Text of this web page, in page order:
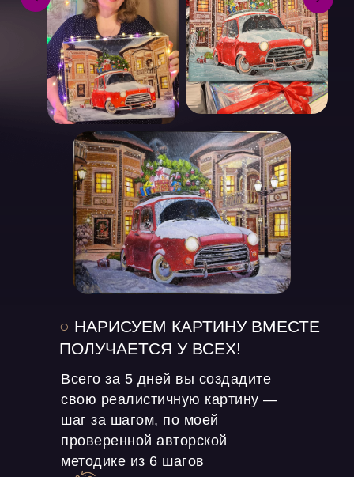
Всего за 5 дней вы создадите
свою реалистичную картину —
шаг за шагом, по моей
проверенной авторской
методике из 6 шагов
○ НАРИСУЕМ КАРТИНУ ВМЕСТЕ
ПОЛУЧАЕТСЯ У ВСЕХ!